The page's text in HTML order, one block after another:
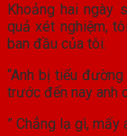
Khoảng hai ngày
quả xét nghiệm,
ban đầu của tôi.
“Anh bị tiểu
trước đến nay anh
” Chẳng lạ gì, mấy